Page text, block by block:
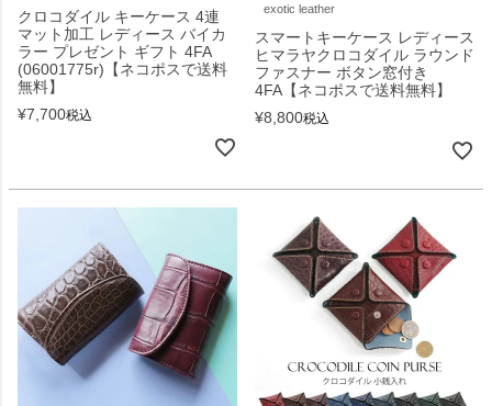
クロコダイル キーケース 4連
マット加工 レディース バイカ
ラー プレゼント ギフト 4FA
(06001775r)【ネコポスで送料
無料】
¥7,700税込
exotic leather
スマートキーケース レディース
ヒマラヤクロコダイル ラウンド
ファスナー ボタン窓付き
4FA【ネコポスで送料無料】
¥8,800税込